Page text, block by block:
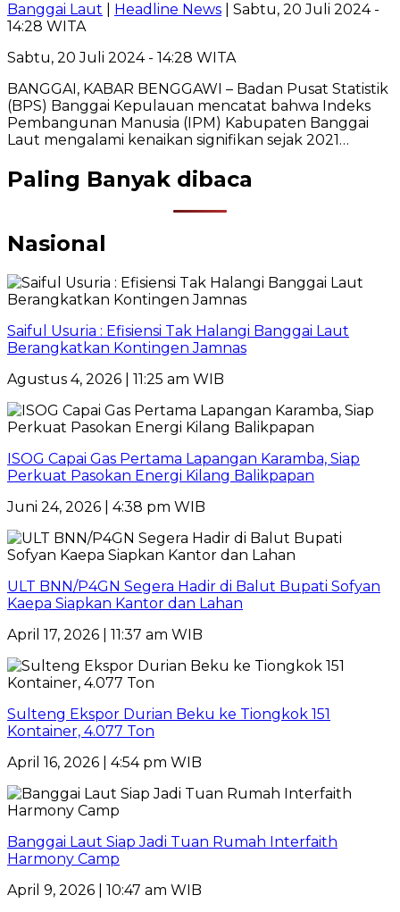
Banggai Laut Headline News | Sabtu, 20 Juli 2024 -
14:28 WITA
Sabtu, 20 Juli 2024 - 14:28 WITA
BANGGAI, KABAR BENGGAWI – Badan Pusat Statistik
(BPS) Banggai Kepulauan mencatat bahwa Indeks
Pembangunan Manusia (IPM) Kabupaten Banggai
Laut mengalami kenaikan signifikan sejak 2021…
Paling Banyak dibaca
Nasional
Saiful Usuria : Efisiensi Tak Halangi Banggai Laut
Berangkatkan Kontingen Jamnas
Agustus 4, 2026 | 11:25 am WIB
ISOG Capai Gas Pertama Lapangan Karamba, Siap
Perkuat Pasokan Energi Kilang Balikpapan
Juni 24, 2026 | 4:38 pm WIB
ULT BNN/P4GN Segera Hadir di Balut Bupati Sofyan
Kaepa Siapkan Kantor dan Lahan
April 17, 2026 | 11:37 am WIB
Sulteng Ekspor Durian Beku ke Tiongkok 151
Kontainer, 4.077 Ton
April 16, 2026 | 4:54 pm WIB
Banggai Laut Siap Jadi Tuan Rumah Interfaith
Harmony Camp
April 9, 2026 | 10:47 am WIB